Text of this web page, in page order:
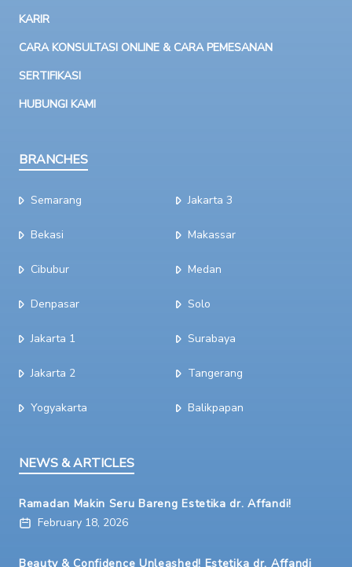
KARIR
CARA KONSULTASI ONLINE & CARA PEMESANAN
SERTIFIKASI
HUBUNGI KAMI
BRANCHES
Semarang
Bekasi
Cibubur
Denpasar
Jakarta 1
Jakarta 2
Yogyakarta
Jakarta 3
Makassar
Medan
Solo
Surabaya
Tangerang
Balikpapan
NEWS & ARTICLES
Ramadan Makin Seru Bareng Estetika dr. Affandi!
February 18, 2026
Beauty & Confidence Unleashed! Estetika dr. Affandi